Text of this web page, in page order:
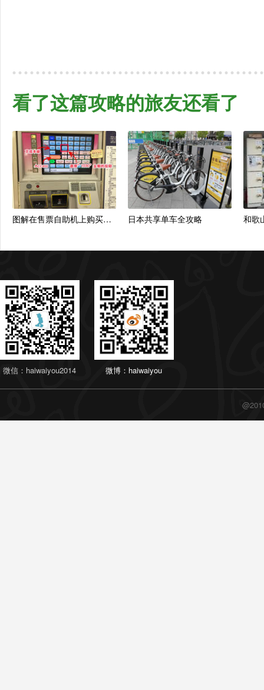
看了这篇攻略的旅友还看了
图解在售票自助机上购买成田机场至东京电车票 日本共享单车全攻略 和歌
微信：haiwaiyou2014 微博：haiwaiyou